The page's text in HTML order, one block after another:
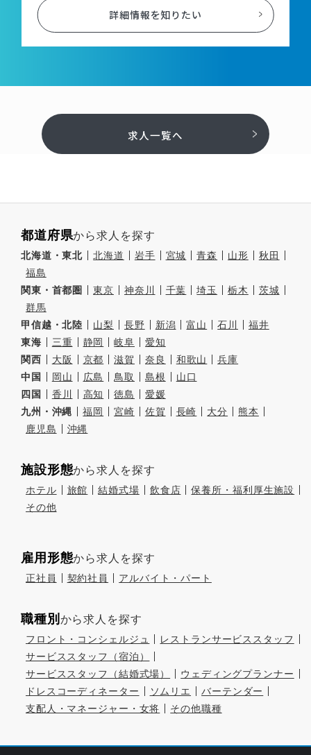
詳細情報を知りたい
求人一覧へ
都道府県から求人を探す
北海道・東北 北海道 岩手 宮城 青森 山形
秋田
福島
関東・首都圏
東京 神奈川 千葉 埼玉 栃木
茨城
群馬
甲信越・北陸
山梨 長野 新潟 富山 石川
福井
東海
三重 静岡 岐阜
愛知
関西
大阪 京都 滋賀 奈良 和歌山
兵庫
中国
岡山 広島 鳥取 島根
山口
四国
香川 高知 徳島
愛媛
九州・沖縄
福岡 宮崎 佐賀 長崎 大分
熊本
鹿児島
沖縄
施設形態から求人を探す
ホテル 旅館 結婚式場 飲食店
保養所・福利厚生施設
その他
雇用形態から求人を探す
正社員 契約社員 アルバイト・パート
職種別 から求人を探す
フロント・コンシェルジュ
レストランサービススタッフ
サービススタッフ（宿泊）
サービススタッフ（結婚式場）
ウェディングプランナー
ドレスコーディネーター
ソムリエ
バーテンダー
支配人・マネージャー・女将
その他職種